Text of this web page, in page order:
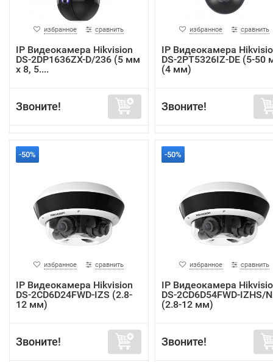
избранное сравнить
IP Видеокамера Hikvision
DS-2DP1636ZX-D/236 (5 мм
x 8, 5....
Звоните!
избранное сравнить
IP Видеокамера
DS-2PT5326IZ-DE (5-50
(4 мм)
Звоните!
-50%
избранное сравнить
IP Видеокамера Hikvision
DS-2CD6D24FWD-IZS (2.8-
12 мм)
Звоните!
-50%
избранное сравнить
IP Видеокамера
DS-2CD6D54FWD-IZHS/
(2.8-12 мм)
Звоните!